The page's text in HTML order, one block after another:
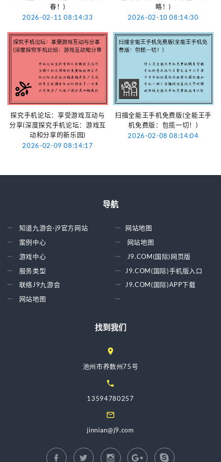
春！)
2026-02-11 08:14:33
略！)
2026-02-10 08:14:30
探究手机论坛：享受游戏互动与
分享(深度探究手机论坛：游戏互
动和分享的新乐园)
2026-02-09 08:14:17
扫描全能王手机免费版(全能王手
机免费版：包揽一切！)
2026-02-08 08:14:04
导航
知道九游会·j9官方网站
案例中心
游戏中心
服务类型
联络J9九游会
网站地图
网站地图
网站地图
J9.COM(国际)网页版
J9.COM(国际)手机版入口
J9.COM(国际)APP下载
找到我们
池州市养数州75号
13594780257
jinnian@j9.com